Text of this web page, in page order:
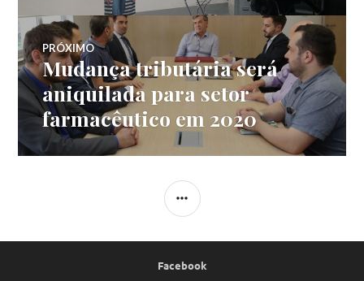
Post
PRÓXIMO
Próximo
post:
Mudança tributária será
aniquilada para setor
farmacêutico em 2020
LATERAL
Facebook